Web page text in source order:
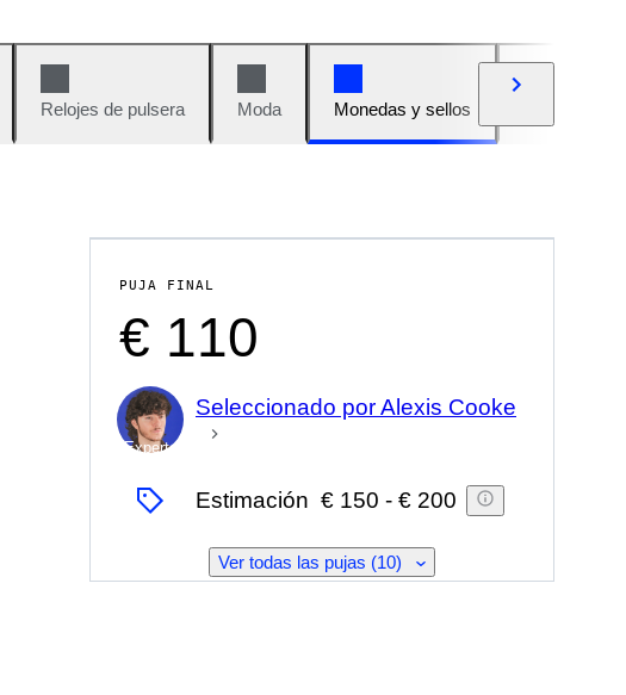
Relojes de pulsera Moda Monedas y sellos
PUJA FINAL
€ 110
Experto
Seleccionado por Alexis Cooke
Estimación € 150 - € 200
Ver todas las pujas (10)